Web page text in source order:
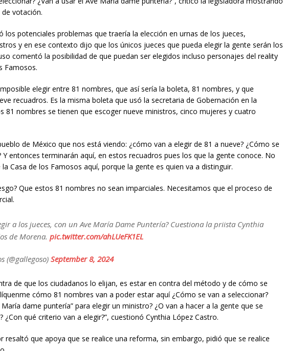
votación.
los potenciales problemas que traería la elección en urnas de los jueces,
y en ese contexto dijo que los únicos jueces que pueda elegir la gente serán los
comentó la posibilidad de que puedan ser elegidos incluso personajes del reality
Famosos.
elegir entre 81 nombres, que así sería la boleta, 81 nombres, y que
recuadros. Es la misma boleta que usó la secretaria de Gobernación en la
81 nombres se tienen que escoger nueve ministros, cinco mujeres y cuatro
de México que nos está viendo: ¿cómo van a elegir de 81 a nueve? ¿Cómo se
Y entonces terminarán aquí, en estos recuadros pues los que la gente conoce. No
Casa de los Famosos aquí, porque la gente es quien va a distinguir.
Que estos 81 nombres no sean imparciales. Necesitamos que el proceso de
a los jueces, con un Ave María Dame Puntería? Cuestiona la priista Cynthia
de Morena. pic.twitter.com/ahLUeFK1EL
(@gallegoso) September 8, 2024
de que los ciudadanos lo elijan, es estar en contra del método y de cómo se
cómo 81 nombres van a poder estar aquí ¿Cómo se van a seleccionar?
María dame puntería” para elegir un ministro? ¿O van a hacer a la gente que se
¿Con qué criterio van a elegir?”, cuestionó Cynthia López Castro.
resaltó que apoya que se realice una reforma, sin embargo, pidió que se realice